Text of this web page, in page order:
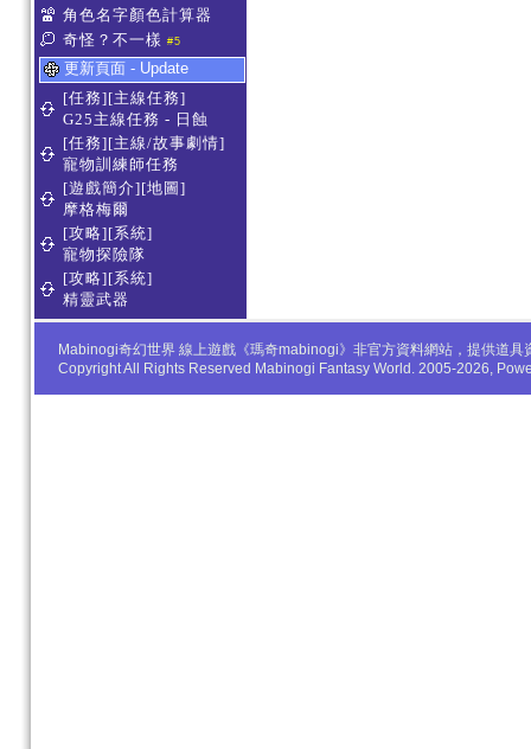
角色名字顏色計算器
奇怪？不一樣 #5
更新頁面 - Update
[任務][主線任務]
G25主線任務 - 日蝕
[任務][主線/故事劇情]
寵物訓練師任務
[遊戲簡介][地圖]
摩格梅爾
[攻略][系統]
寵物探險隊
[攻略][系統]
精靈武器
Mabinogi奇幻世界 線上遊戲《瑪奇mabinogi》非官方資料網站，提供道
Copyright All Rights Reserved Mabinogi Fantasy World. 2005-2026,